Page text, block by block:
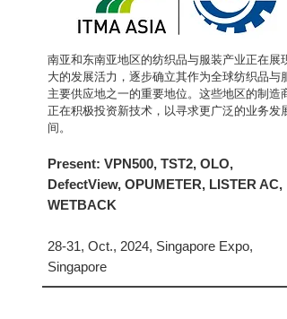
南亚和东南亚地区的纺织品与服装产业正在展现
大的发展活力，逐步确立其作为全球纺织品与服
主要供应地之一的重要地位。这些地区的制造商
正在积极投资新技术，以寻求更广泛的业务发展
间。
Present: VPN500, TST2, OLO,
DefectView, OPUMETER, LISTER AC,
WETBACK
28-31, Oct., 2024, Singapore Expo,
Singapore